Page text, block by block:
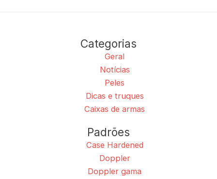
Categorias
Geral
Notícias
Peles
Dicas e truques
Caixas de armas
Padrões
Case Hardened
Doppler
Doppler gama